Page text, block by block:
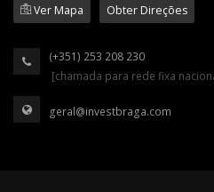
Ver Mapa
Obter Direções
(+351) 253 208 230
[chamada para rede fixa
geral@investbraga.com